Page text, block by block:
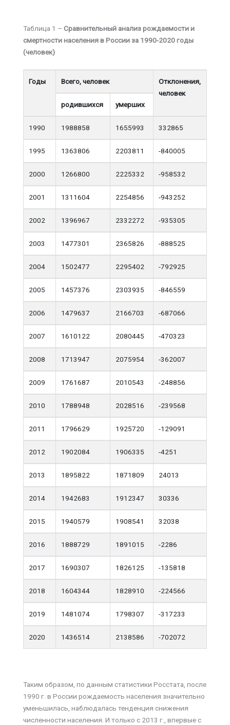
Таблица 1 – Сравнительный анализ рождаемости и
смертности населения в России за 1990-2020 годы
(человек)
Годы Всего, человек
Отклонения,
человек
родившихся
умерших
1990 1988858 1655993 332865
1995 1363806 2203811 -840005
2000 1266800 2225332 -958532
2001 1311604 2254856 -943252
2002 1396967 2332272 -935305
2003 1477301 2365826 -888525
2004 1502477 2295402 -792925
2005 1457376 2303935 -846559
2006 1479637 2166703 -687066
2007 1610122 2080445 -470323
2008 1713947 2075954 -362007
2009 1761687 2010543 -248856
2010 1788948 2028516 -239568
2011 1796629 1925720 -129091
2012 1902084 1906335 -4251
2013 1895822 1871809 24013
2014 1942683 1912347 30336
2015 1940579 1908541 32038
2016 1888729 1891015 -2286
2017 1690307 1826125 -135818
2018 1604344 1828910 -224566
2019 1481074 1798307 -317233
2020 1436514 2138586 -702072
Таким образом, по данным статистики Росстата, после
1990 г. в России рождаемость населения значительно
уменьшилась, наблюдалась тенденция снижения
численности населения. И только с 2013 г., впервые с